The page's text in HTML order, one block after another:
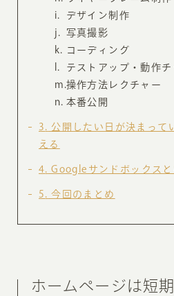
デザイン制作
写真撮影
コーディング
テストアップ・動作チ
操作方法レクチャー
本番公開
3
公開したい日が決まって
える
4 Googleサンドボックス
5 今回のまとめ
ホームページは短